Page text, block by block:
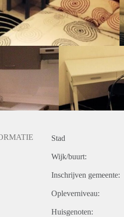
Stad
Wijk/buurt:
Inschrijven gemeente:
Opleverniveau:
Huisgenoten: